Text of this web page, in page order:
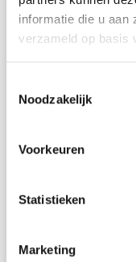
informatie die u aan
verzameld op basis
Noodzakelijk
Voorkeuren
Statistieken
Marketing
E-mail adres